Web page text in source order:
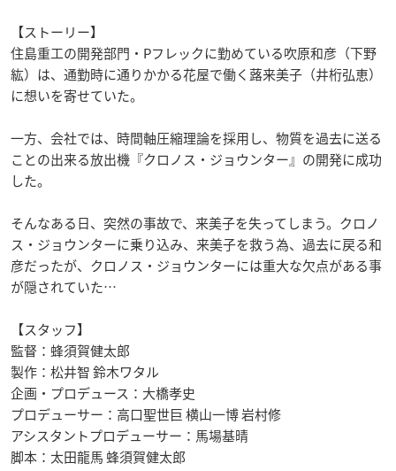
【ストーリー】
住島重工の開発部門・Pフレックに勤めている吹原和彦（下野
紘）は、通勤時に通りかかる花屋で働く蕗来美子（井桁弘恵）
に想いを寄せていた。
一方、会社では、時間軸圧縮理論を採用し、物質を過去に送る
ことの出来る放出機『クロノス・ジョウンター』の開発に成功
した。
そんなある日、突然の事故で、来美子を失ってしまう。クロノ
ス・ジョウンターに乗り込み、来美子を救う為、過去に戻る和
彦だったが、クロノス・ジョウンターには重大な欠点がある事
が隠されていた…
【スタッフ】
監督：蜂須賀健太郎
製作：松井智 鈴木ワタル
企画・プロデュース：大橋孝史
プロデューサー：高口聖世巨 横山一博 岩村修
アシスタントプロデューサー：馬場基晴
脚本：太田龍馬 蜂須賀健太郎